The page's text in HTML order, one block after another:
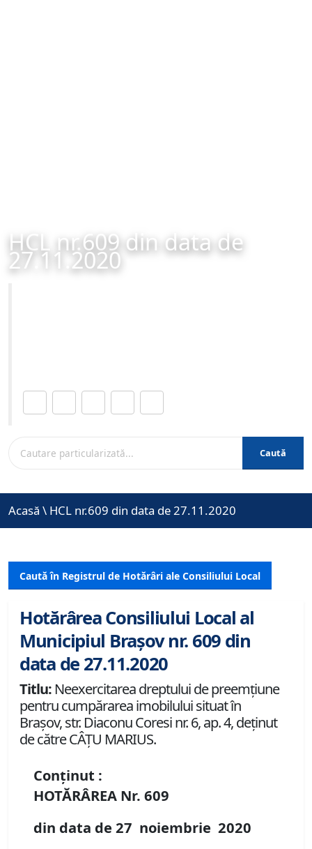
HCL nr.609 din data de
27.11.2020
Caută
Acasă \ HCL nr.609 din data de 27.11.2020
Caută în Registrul de Hotărâri ale Consiliului Local
Hotărârea Consiliului Local al
Municipiul Brașov nr. 609 din
data de 27.11.2020
Titlu: Neexercitarea dreptului de preemţiune
pentru cumpărarea imobilului situat în
Braşov, str. Diaconu Coresi nr. 6, ap. 4, deţinut
de către CÂŢU MARIUS.
Conținut :
HOTĂRÂREA Nr. 609
din data de 27 noiembrie 2020